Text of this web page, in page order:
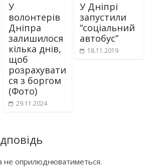
У
волонтерів
Дніпра
залишилося
кілька днів,
щоб
розрахувати
ся з боргом
(Фото)
29.11.2024
У Дніпрі
запустили
“соціальний
автобус”
18.11.2019
не оприлюднюватиметься.